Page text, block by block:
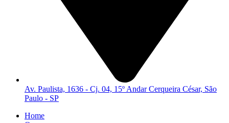
Av. Paulista, 1636 - Cj. 04, 15º Andar Cerqueira César, São
Paulo - SP
Home